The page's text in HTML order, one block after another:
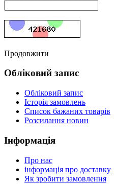
Продовжити
Обліковий запис
Обліковий запис
Історія замовлень
Список бажаних товарів
Розсилання новин
Інформація
Про нас
інформація про доставку
Як зробити замовлення